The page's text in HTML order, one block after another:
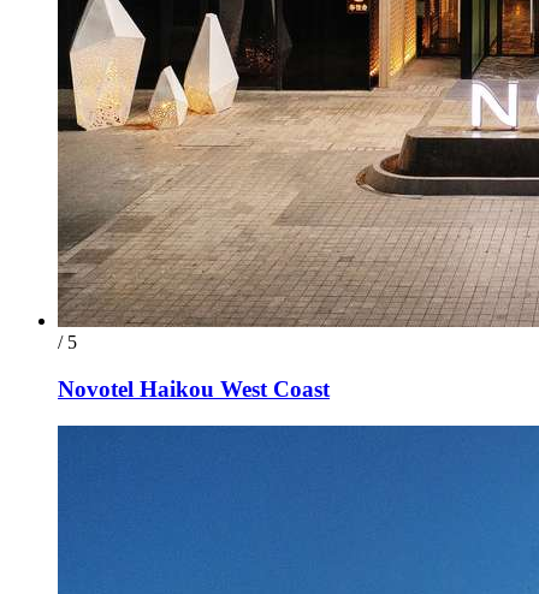
/ 5
Novotel Haikou West Coast